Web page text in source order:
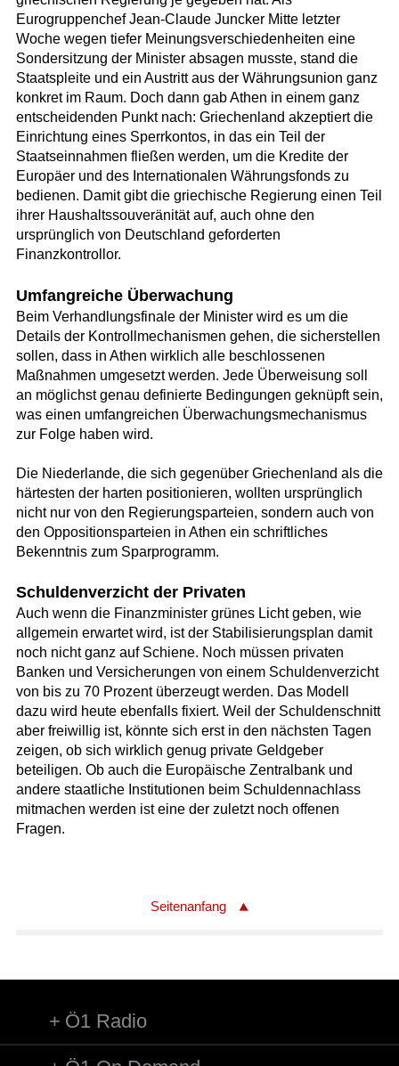
Eurogruppenchef Jean-Claude Juncker Mitte letzter
Woche wegen tiefer Meinungsverschiedenheiten eine
Sondersitzung der Minister absagen musste, stand die
Staatspleite und ein Austritt aus der Währungsunion ganz
konkret im Raum. Doch dann gab Athen in einem ganz
entscheidenden Punkt nach: Griechenland akzeptiert die
Einrichtung eines Sperrkontos, in das ein Teil der
Staatseinnahmen fließen werden, um die Kredite der
Europäer und des Internationalen Währungsfonds zu
bedienen. Damit gibt die griechische Regierung einen Teil
ihrer Haushaltssouveränität auf, auch ohne den
ursprünglich von Deutschland geforderten
Finanzkontrollor.
Umfangreiche Überwachung
Beim Verhandlungsfinale der Minister wird es um die
Details der Kontrollmechanismen gehen, die sicherstellen
sollen, dass in Athen wirklich alle beschlossenen
Maßnahmen umgesetzt werden. Jede Überweisung soll
an möglichst genau definierte Bedingungen geknüpft sein,
was einen umfangreichen Überwachungsmechanismus
zur Folge haben wird.
Die Niederlande, die sich gegenüber Griechenland als die
härtesten der harten positionieren, wollten ursprünglich
nicht nur von den Regierungsparteien, sondern auch von
den Oppositionsparteien in Athen ein schriftliches
Bekenntnis zum Sparprogramm.
Schuldenverzicht der Privaten
Auch wenn die Finanzminister grünes Licht geben, wie
allgemein erwartet wird, ist der Stabilisierungsplan damit
noch nicht ganz auf Schiene. Noch müssen privaten
Banken und Versicherungen von einem Schuldenverzicht
von bis zu 70 Prozent überzeugt werden. Das Modell
dazu wird heute ebenfalls fixiert. Weil der Schuldenschnitt
aber freiwillig ist, könnte sich erst in den nächsten Tagen
zeigen, ob sich wirklich genug private Geldgeber
beteiligen. Ob auch die Europäische Zentralbank und
andere staatliche Institutionen beim Schuldennachlass
mitmachen werden ist eine der zuletzt noch offenen
Fragen.
Seitenanfang
Ö1 Radio